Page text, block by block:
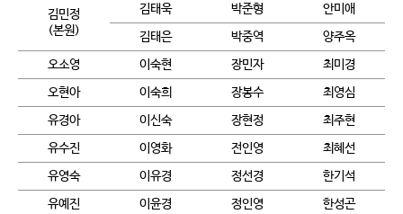
김민정
(본원)
김태욱 박준형
안미애
김태은
박중역
양주옥
오소영
이숙현 장민자
최미경
오현아
이숙희 장봉수
최영심
유경아
이신숙 장현정
최주현
유수진
이영화 전인영
최혜선
유영숙
이유경 정선경
한기석
유예진
이윤경 정인영
한성곤